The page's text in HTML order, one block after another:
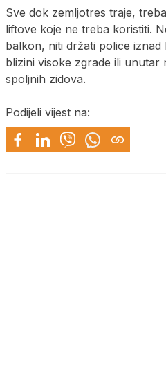
Sve dok zemljotres traje,
liftove koje ne treba koristiti.
balkon, niti držati police
blizini visoke zgrade ili unutar
spoljnih zidova.
Podijeli vijest na: